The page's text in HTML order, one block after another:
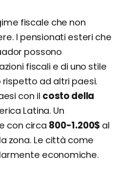
fiscale che non
I pensionati esteri che
possono
fiscali e di uno stile
ad altri paesi.
con il costo della
Latina. Un
con circa 800-1.200$ al
zona. Le città come
economiche.